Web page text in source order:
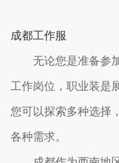
成都工作服
无论您是准备参
工作岗位，职业装是
您可以探索多种选择
各种需求。